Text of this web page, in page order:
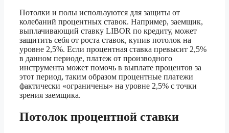
Потолки и полы используются для защиты от
колебаний процентных ставок. Например, заемщик,
выплачивающий ставку LIBOR по кредиту, может
защитить себя от роста ставок, купив потолок на
уровне 2,5%. Если процентная ставка превысит 2,5%
в данном периоде, платеж от производного
инструмента может помочь в выплате процентов за
этот период, таким образом процентные платежи
фактически «ограничены» на уровне 2,5% с точки
зрения заемщика.
Потолок процентной ставки